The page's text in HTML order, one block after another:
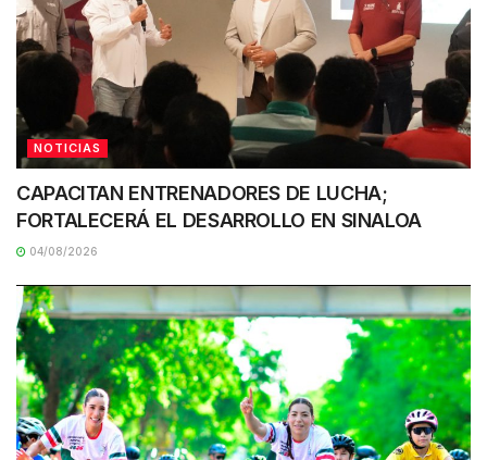
NOTICIAS
CAPACITAN ENTRENADORES DE LUCHA;
FORTALECERÁ EL DESARROLLO EN SINALOA
04/08/2026